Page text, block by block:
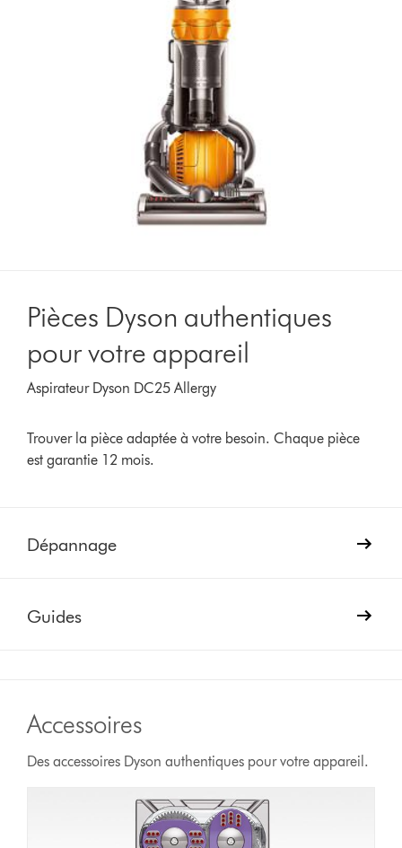
Pièces Dyson authentiques
pour votre appareil
Aspirateur Dyson DC25 Allergy
Trouver la pièce adaptée à votre besoin. Chaque pièce
est garantie 12 mois.
Dépannage
Guides
Accessoires
Des accessoires Dyson authentiques pour votre appareil.